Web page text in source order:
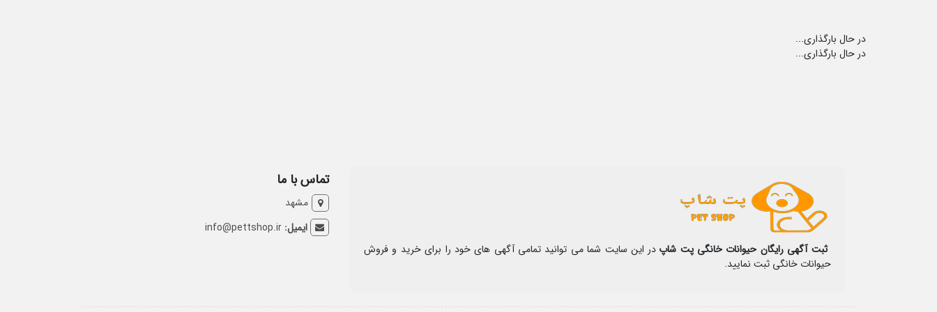
در حال بارگذاری...
در حال بارگذاری...
ثبت آگهی رایگان حیوانات خانگی پت شاپ در این سایت شما می توانید تمامی آگهی های خود را برای خرید و فروش
حیوانات خانگی ثبت نمایید.
تماس با ما
مشهد
ایمیل: info@pettshop.ir